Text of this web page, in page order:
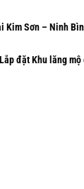
Kim Sơn – Ninh
Lắp đặt Khu lăng